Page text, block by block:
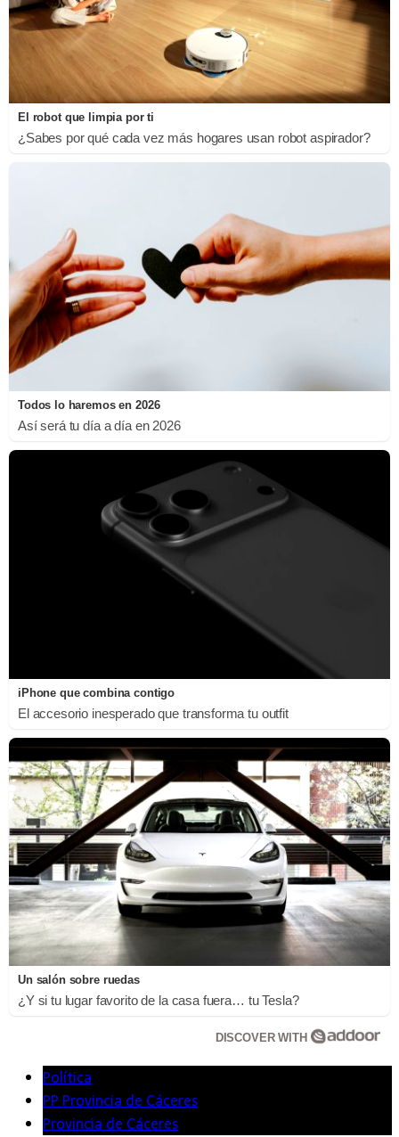
El robot que limpia por ti
¿Sabes por qué cada vez más hogares usan robot aspirador?
Todos lo haremos en 2026
Así será tu día a día en 2026
iPhone que combina contigo
El accesorio inesperado que transforma tu outfit
Un salón sobre ruedas
¿Y si tu lugar favorito de la casa fuera… tu Tesla?
DISCOVER WITH
Política
PP Provincia de Cáceres
Provincia de Cáceres